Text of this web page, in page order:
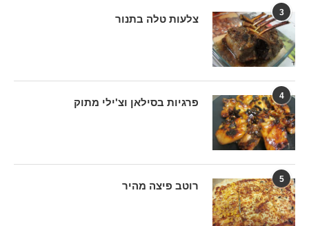
3
צלעות טלה בתנור
4
פרגיות בסילאן וצ'ילי מתוק
5
רוטב פיצה מהיר